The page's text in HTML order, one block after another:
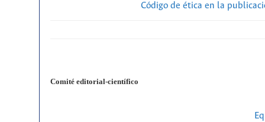
Código de ética en la
Comité editorial-científico